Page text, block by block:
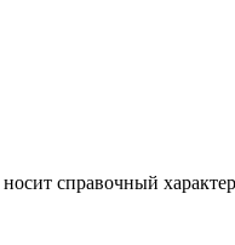
справочный